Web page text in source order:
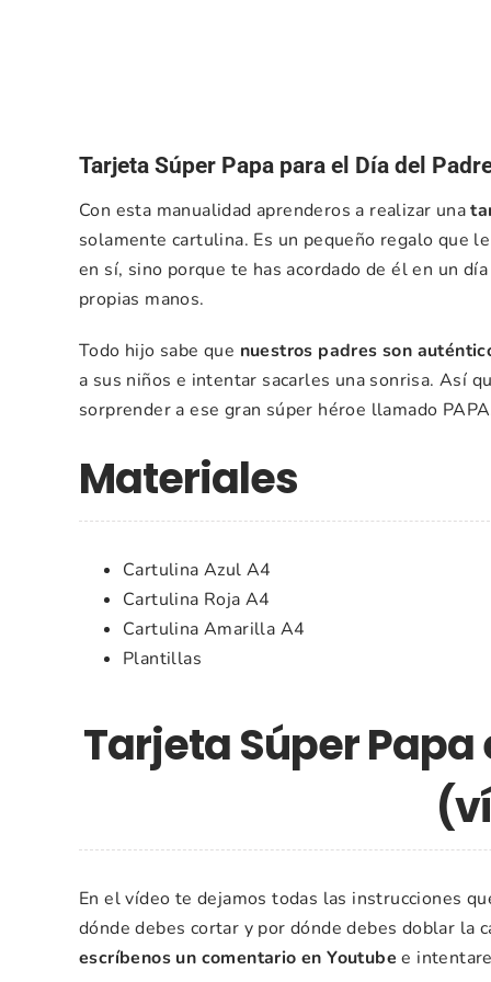
Tarjeta Súper Papa para el Día del
Con esta manualidad aprenderos a realizar una
solamente cartulina. Es un pequeño regalo que
en sí, sino porque te has acordado de él en un
propias manos.
Todo hijo sabe que nuestros padres son
a sus niños e intentar sacarles una sonrisa. Así
sorprender a ese gran súper héroe llamado
Materiales
Cartulina Azul A4
Cartulina Roja A4
Cartulina Amarilla A4
Plantillas
Tarjeta Súper
En el vídeo te dejamos todas las instrucciones
dónde debes cortar y por dónde debes doblar la
escríbenos un comentario en Youtube e